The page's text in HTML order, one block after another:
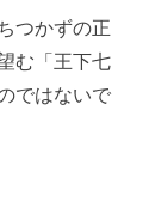
つかずの正
む「王下七
ではないで